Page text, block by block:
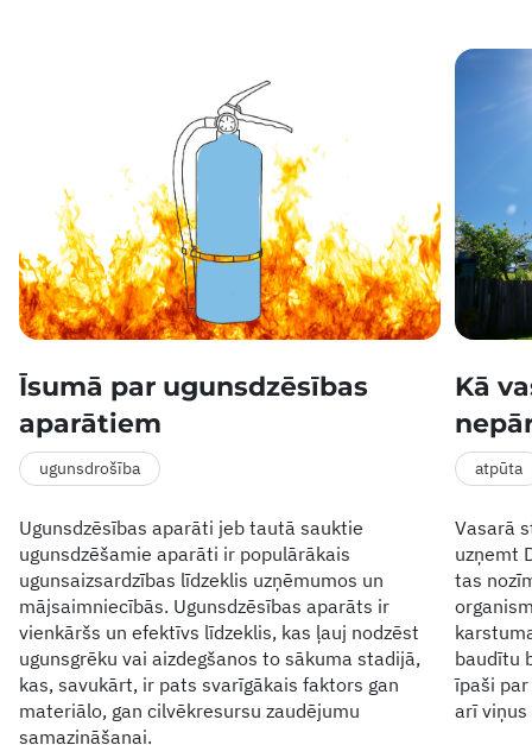
Īsumā par ugunsdzēsības
aparātiem
ugunsdrošība
Ugunsdzēsības aparāti jeb tautā sauktie
ugunsdzēšamie aparāti ir populārākais
ugunsaizsardzības līdzeklis uzņēmumos un
mājsaimniecībās. Ugunsdzēsības aparāts ir
vienkāršs un efektīvs līdzeklis, kas ļauj nodzēst
ugunsgrēku vai aizdegšanos to sākuma stadijā,
kas, savukārt, ir pats svarīgākais faktors gan
materiālo, gan cilvēkresursu zaudējumu
samazināšanai.
Kā
atpūta
Vasarā
uzņemt
tas
baudītu
īpaši
arī